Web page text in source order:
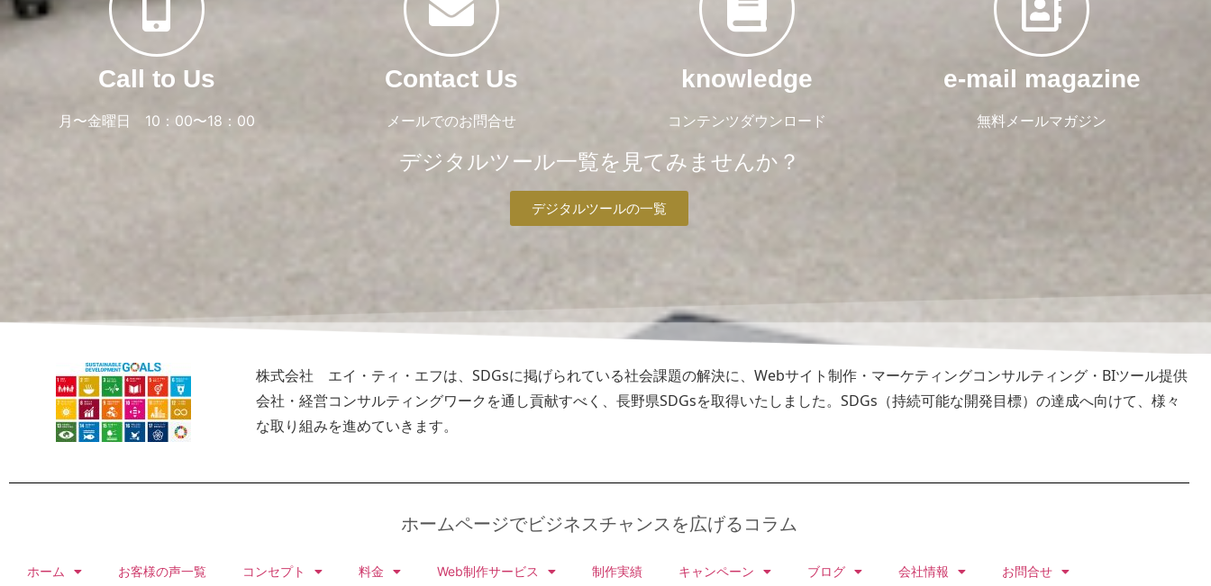
Call to Us
月〜金曜日 10：00〜18：00
Contact Us
メールでのお問合せ
knowledge
コンテンツダウンロード
e-mail magazine
無料メールマガジン
デジタルツール一覧を見てみませんか？
デジタルツールの一覧
株式会社 エイ・ティ・エフは、SDGsに掲げられている社会課題の解決に、Webサイト制作・マーケティングコンサルティング・BIツール提供
会社・経営コンサルティングワークを通し貢献すべく、長野県SDGsを取得いたしました。 SDGs（持続可能な開発目標）の達成へ向けて、様々
な取り組みを進めていきます。
ホームページでビジネスチャンスを広げるコラム
ホーム お客様の声一覧 コンセプト 料金 Web制作サービス 制作実績 キャンペーン ブログ 会社情報 お問合せ